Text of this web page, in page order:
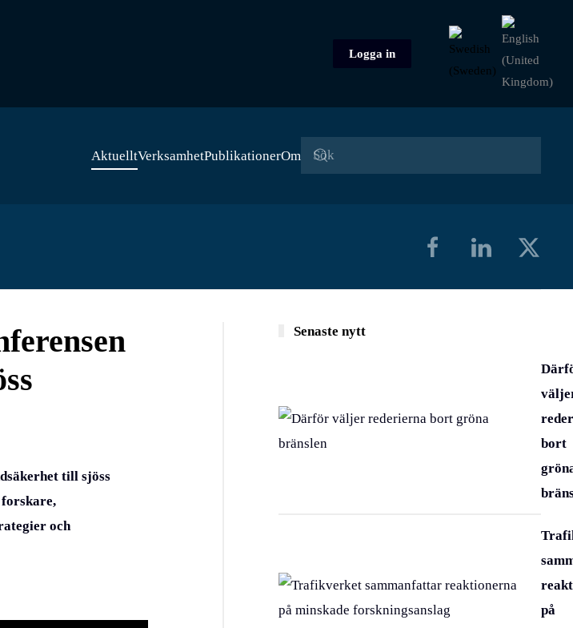
Logga in
AktuelltVerksamhetPublikationerOm
till sjöss
forskare,
och
Senaste nytt
bort
på